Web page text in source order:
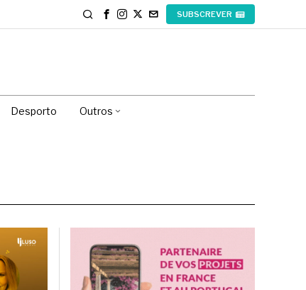
SUBSCREVER
Desporto Outros